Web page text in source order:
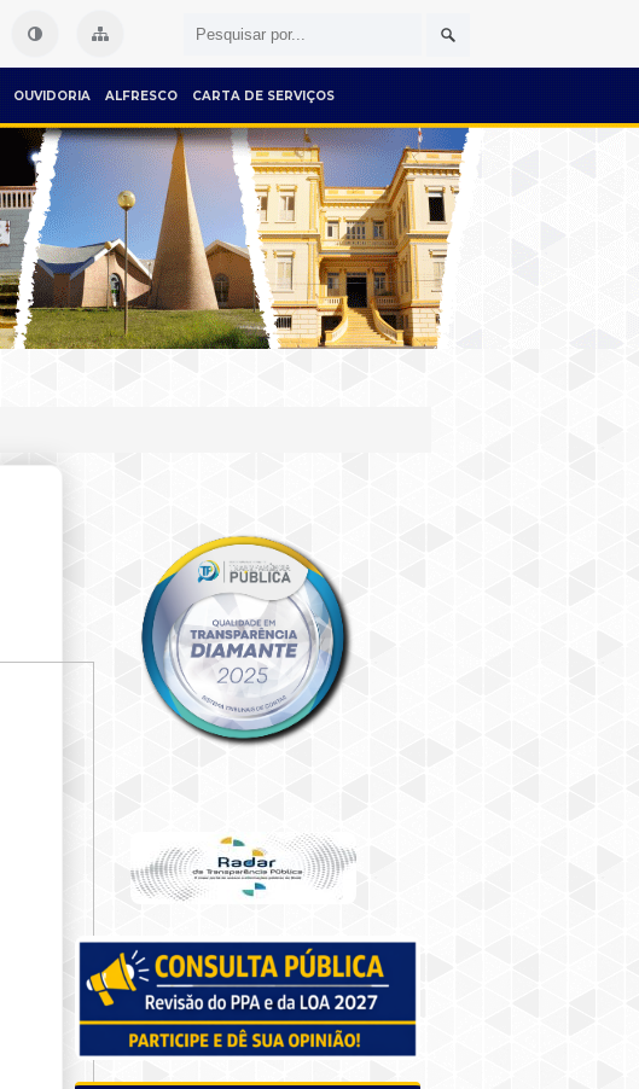
OUVIDORIA ALFRESCO CARTA DE SERVIÇOS